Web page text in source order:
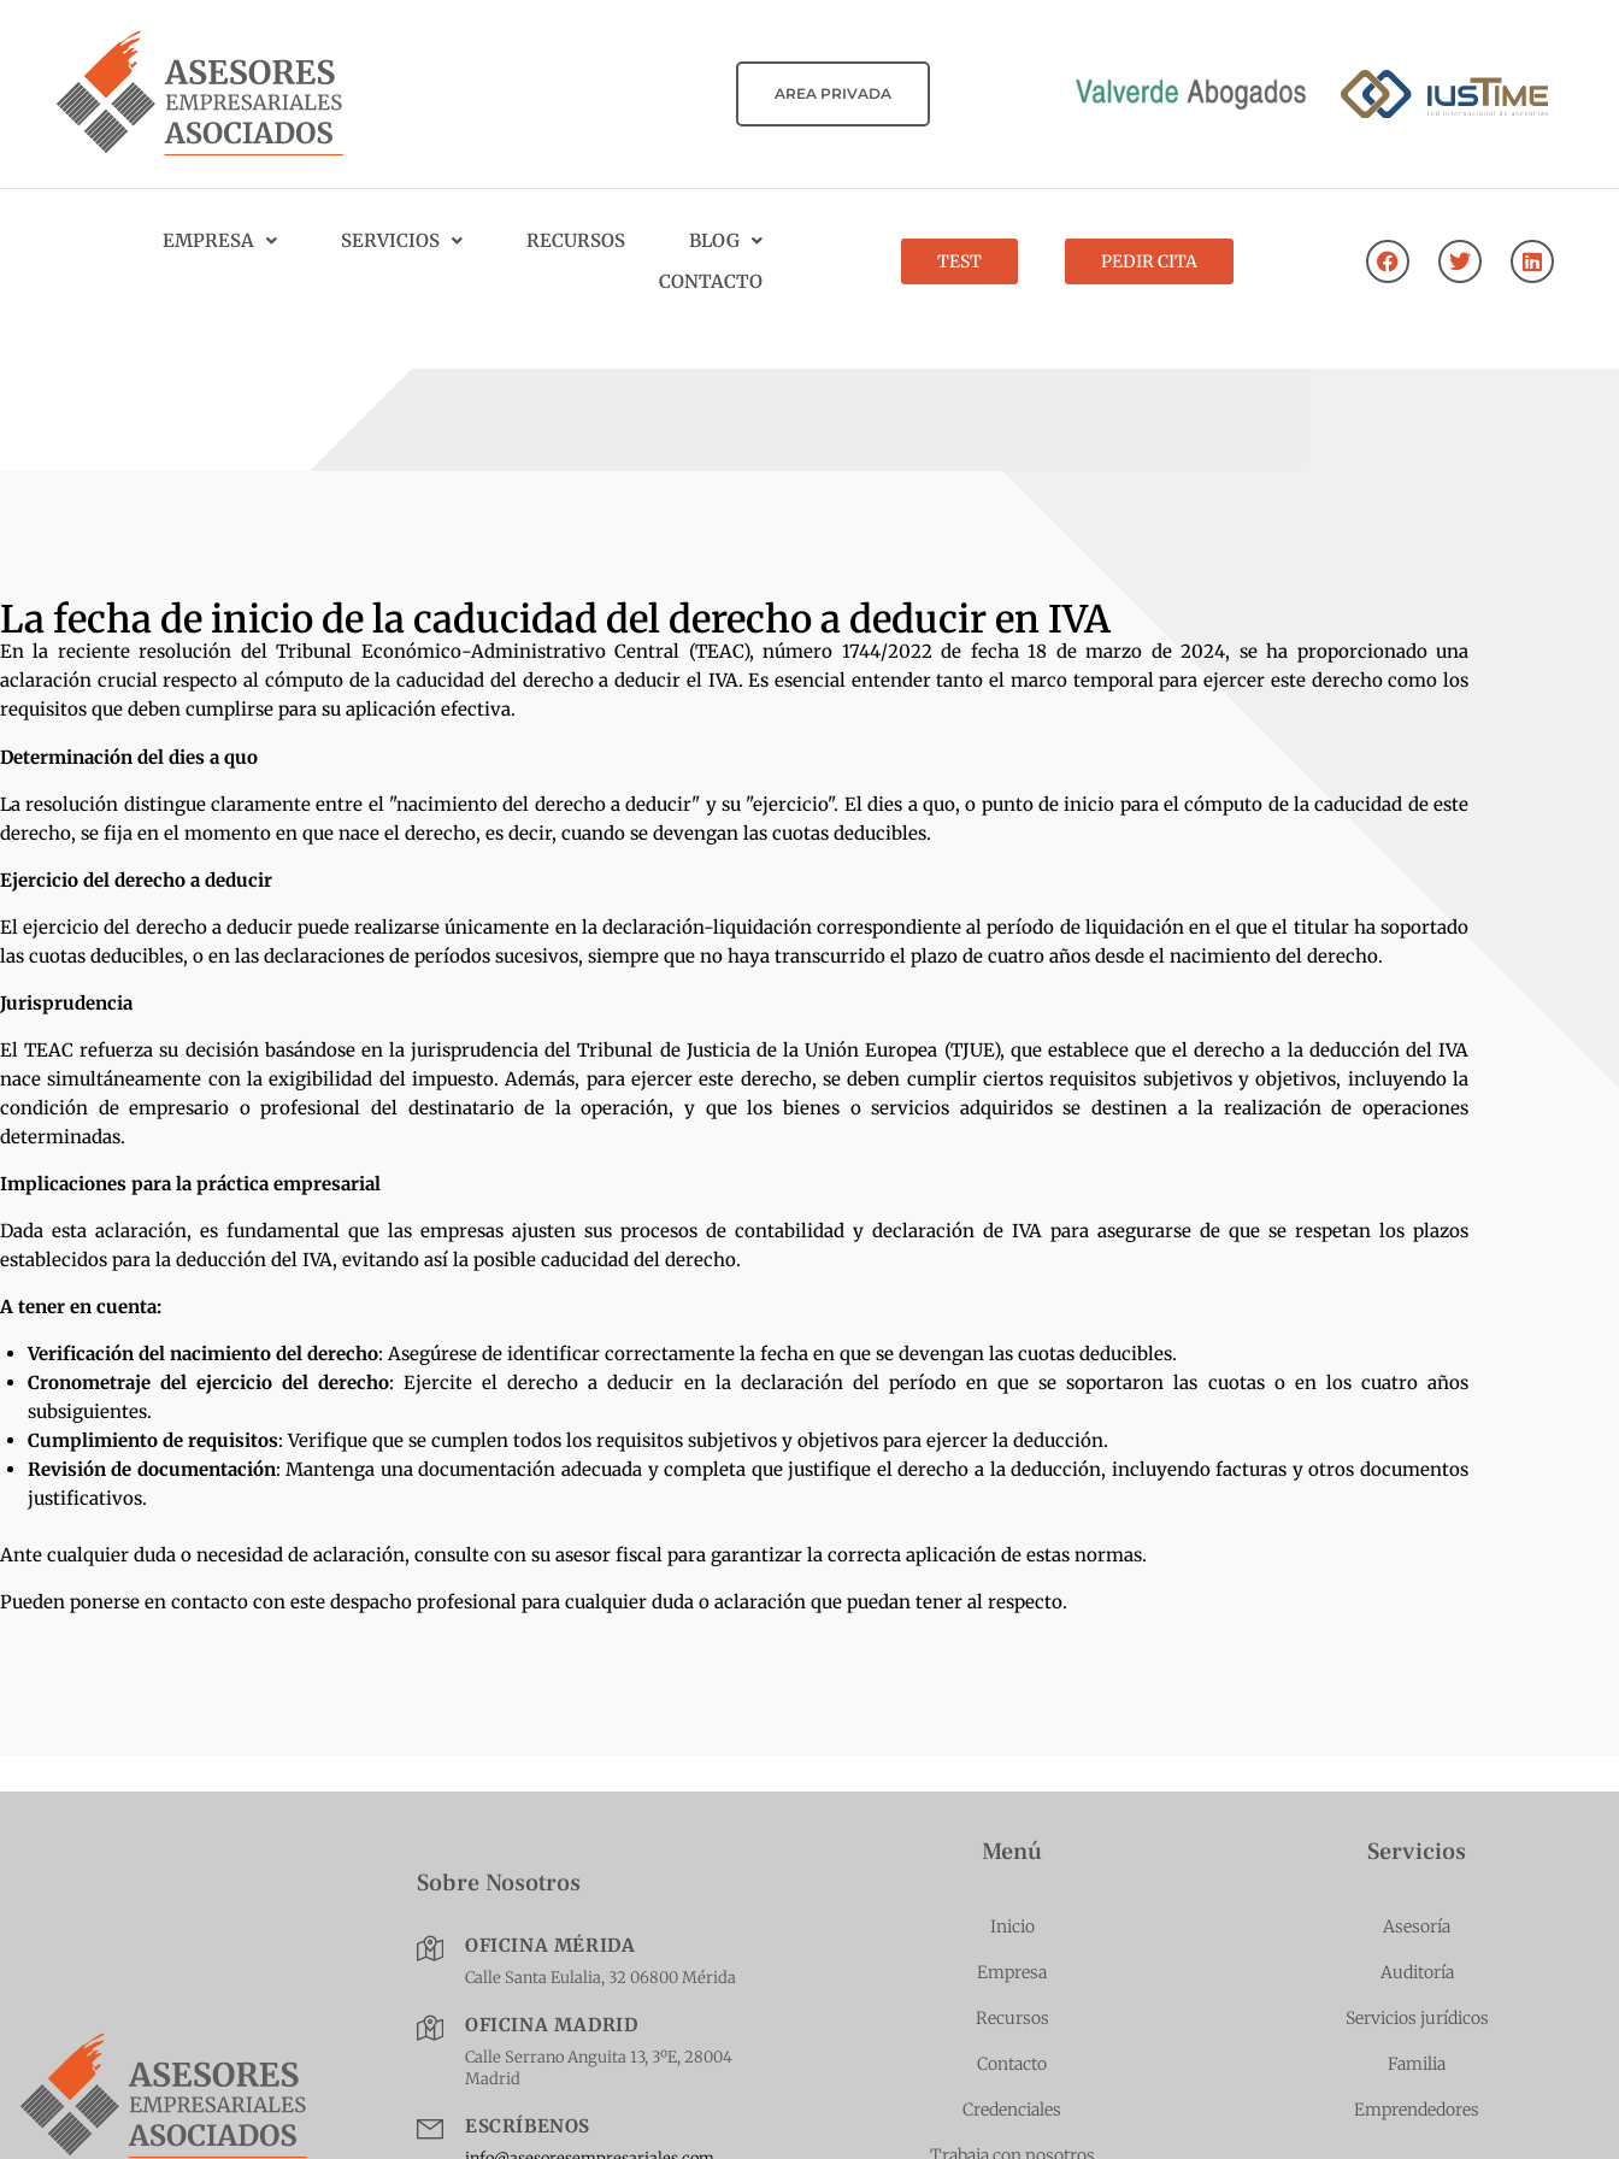
AREA PRIVADA
EMPRESA SERVICIOS RECURSOS
BLOG
CONTACTO
TEST PEDIR CITA
La fecha de inicio de la caducidad del derecho a deducir en IVA
En la reciente resolución del Tribunal Económico-Administrativo Central (TEAC), número 1744/2022 de fecha 18 de marzo de 2024, se ha proporcionado una
aclaración crucial respecto al cómputo de la caducidad del derecho a deducir el IVA. Es esencial entender tanto el marco temporal para ejercer este derecho como los
requisitos que deben cumplirse para su aplicación efectiva.
Determinación del dies a quo
La resolución distingue claramente entre el "nacimiento del derecho a deducir" y su "ejercicio". El dies a quo, o punto de inicio para el cómputo de la caducidad de este
derecho, se fija en el momento en que nace el derecho, es decir, cuando se devengan las cuotas deducibles.
Ejercicio del derecho a deducir
El ejercicio del derecho a deducir puede realizarse únicamente en la declaración-liquidación correspondiente al período de liquidación en el que el titular ha soportado
las cuotas deducibles, o en las declaraciones de períodos sucesivos, siempre que no haya transcurrido el plazo de cuatro años desde el nacimiento del derecho.
Jurisprudencia
El TEAC refuerza su decisión basándose en la jurisprudencia del Tribunal de Justicia de la Unión Europea (TJUE), que establece que el derecho a la deducción del IVA
nace simultáneamente con la exigibilidad del impuesto. Además, para ejercer este derecho, se deben cumplir ciertos requisitos subjetivos y objetivos, incluyendo la
condición de empresario o profesional del destinatario de la operación, y que los bienes o servicios adquiridos se destinen a la realización de operaciones
determinadas.
Implicaciones para la práctica empresarial
Dada esta aclaración, es fundamental que las empresas ajusten sus procesos de contabilidad y declaración de IVA para asegurarse de que se respetan los plazos
establecidos para la deducción del IVA, evitando así la posible caducidad del derecho.
A tener en cuenta:
Verificación del nacimiento del derecho: Asegúrese de identificar correctamente la fecha en que se devengan las cuotas deducibles.
Cronometraje del ejercicio del derecho: Ejercite el derecho a deducir en la declaración del período en que se soportaron las cuotas o en los cuatro años
subsiguientes.
Cumplimiento de requisitos: Verifique que se cumplen todos los requisitos subjetivos y objetivos para ejercer la deducción.
Revisión de documentación: Mantenga una documentación adecuada y completa que justifique el derecho a la deducción, incluyendo facturas y otros documentos
justificativos.
Ante cualquier duda o necesidad de aclaración, consulte con su asesor fiscal para garantizar la correcta aplicación de estas normas.
Pueden ponerse en contacto con este despacho profesional para cualquier duda o aclaración que puedan tener al respecto.
Sobre Nosotros
OFICINA MÉRIDA
Calle Santa Eulalia, 32 06800 Mérida
OFICINA MADRID
Calle Serrano Anguita 13, 3ºE, 28004
Madrid
ESCRÍBENOS
Menú
Inicio
Empresa
Recursos
Contacto
Credenciales
Servicios
Asesoría
Auditoría
Servicios jurídicos
Familia
Emprendedores